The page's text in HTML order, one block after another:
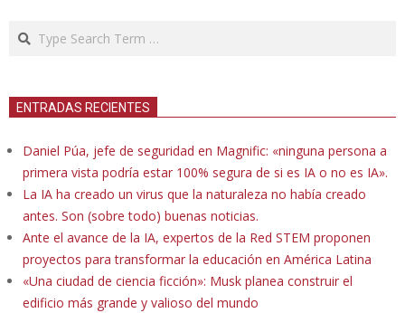
Search
ENTRADAS RECIENTES
Daniel Púa, jefe de seguridad en Magnific: «ninguna persona a
primera vista podría estar 100% segura de si es IA o no es IA».
La IA ha creado un virus que la naturaleza no había creado
antes. Son (sobre todo) buenas noticias.
Ante el avance de la IA, expertos de la Red STEM proponen
proyectos para transformar la educación en América Latina
«Una ciudad de ciencia ficción»: Musk planea construir el
edificio más grande y valioso del mundo